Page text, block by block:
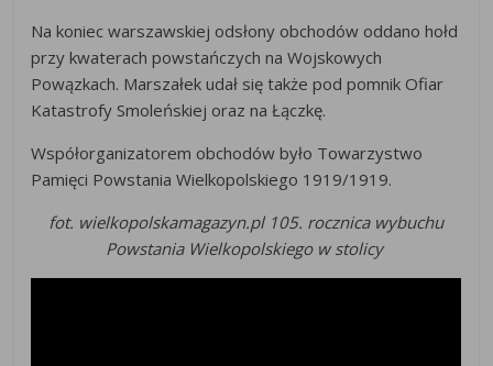
Na koniec warszawskiej odsłony obchodów oddano hołd
przy kwaterach powstańczych na Wojskowych
Powązkach. Marszałek udał się także pod pomnik Ofiar
Katastrofy Smoleńskiej oraz na Łączkę.
Współorganizatorem obchodów było Towarzystwo
Pamięci Powstania Wielkopolskiego 1919/1919.
fot. wielkopolskamagazyn.pl 105. rocznica wybuchu
Powstania Wielkopolskiego w stolicy